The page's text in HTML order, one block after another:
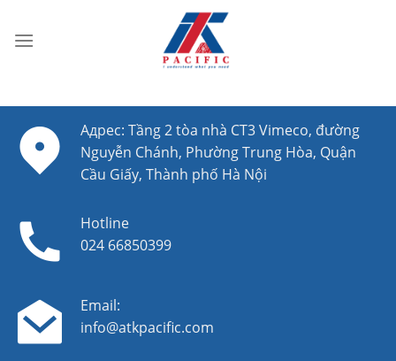
Адрес: Tầng 2 tòa nhà CT3 Vimeco, đường
Nguyễn Chánh, Phường Trung Hòa, Quận
Cầu Giấy, Thành phố Hà Nội
Hotline
024 66850399
Email:
info@atkpacific.com